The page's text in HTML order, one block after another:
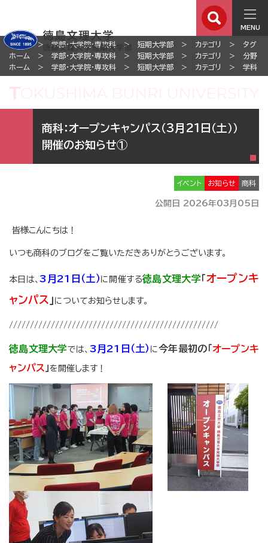
MENU
ホーム 学部・大学院・専攻科 短期大学部 カテゴリ
タグ
ホーム
学部・大学院・専攻科 短期大学部 カテゴリ
分野
ホーム
学部・大学院・専攻科 短期大学部 カテゴリ 学科
商科：オープンキャンパス（3月21日（土））
開催のお知らせ①
イベント お知らせ 商科
公開日 2026年03月05日
皆様こんにちは！
いつも商科のブログをご覧いただきありがとうございます。
本日は、3 月21日（土） に開催する徳島文理大学 オープンキ
ャンパス 」 についてお知らせします。
//////////////////////////////////////////////////
徳島文理大学では、 3月21日（土） に今年最初の「 オープンキ
ャンパス 」 を開催します！